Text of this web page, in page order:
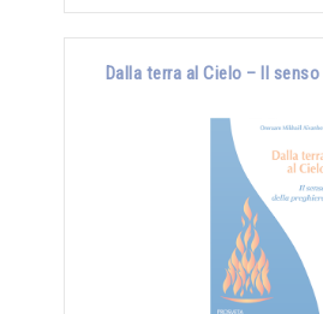
Dalla terra al Cielo – Il